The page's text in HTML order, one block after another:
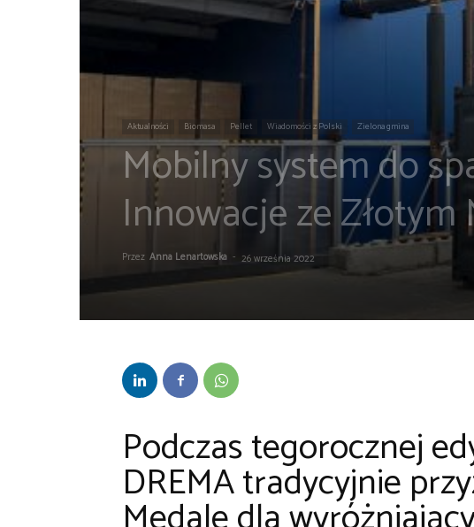
Aktualności Biomasa Pellet Wiadomości z Polski Zielona gmina
Mobilny system do
Innowacje ze
Przez Anna Lenartowska - 26 września 2022
Podczas tegorocznej
DREMA tradycyjnie